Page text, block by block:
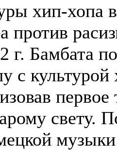
хип-хопа
против
г. Бамбата
с культурой
свету.
музыки